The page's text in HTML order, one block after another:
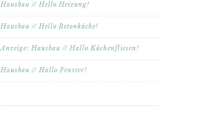
Hausbau // Hello Heizung!
Hausbau // Hello Betonküche!
Anzeige: Hausbau // Hallo Küchenfliesen!
Hausbau // Hallo Fenster!